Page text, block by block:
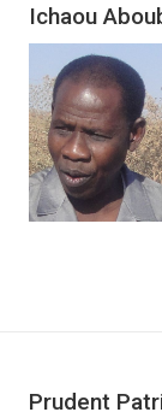
Ichaou
Prudent